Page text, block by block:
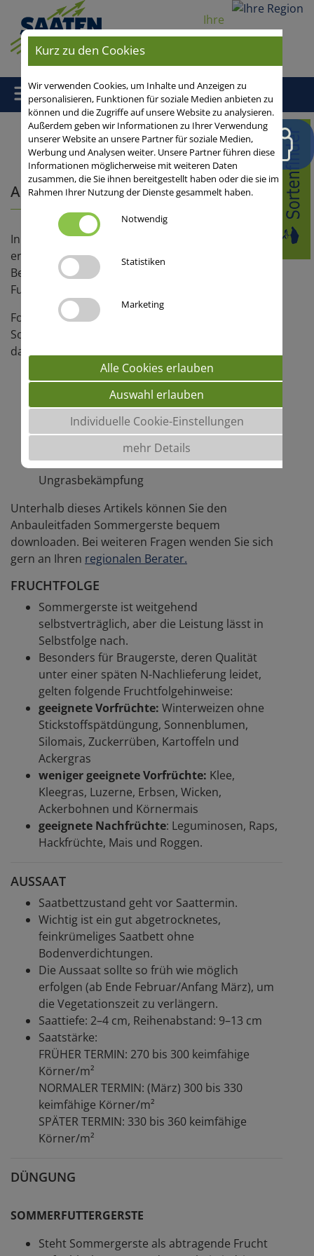
Ihre
Region
Home/Getreide/Sommergerste/Sommerfuttergerste/
Anbautipps Sommergerste
In unserem Anbauleitfaden Sommergerste
erfahren Sie von A bis Z welche ackerbaulichen
Besonderheiten beim Anbau von Brau- und
Futtergerste zu beachten sind.
Folgende Stellschrauben des
Sommergerstenanbaus werden übersichtlich
dargestellt:
Fruchtfolge
Pflanzenschutz und Wachstumsregler
Aussaat
mechanische Unkraut- und
Ungrasbekämpfung
Unterhalb dieses Artikels können Sie den
Anbauleitfaden Sommergerste bequem
downloaden. Bei weiteren Fragen wenden Sie sich
gern an Ihren regionalen Berater.
FRUCHTFOLGE
Sommergerste ist weitgehend
selbstverträglich, aber die Leistung lässt in
Selbstfolge nach.
Besonders für Braugerste, deren Qualität
unter einer späten N-Nachlieferung leidet,
gelten folgende Fruchtfolgehinweise:
geeignete Vorfrüchte: Winterweizen ohne
Stickstoffspätdüngung, Sonnenblumen,
Silomais, Zuckerrüben, Kartoffeln und
Ackergras
weniger geeignete Vorfrüchte: Klee,
Kleegras, Luzerne, Erbsen, Wicken,
Ackerbohnen und Körnermais
geeignete Nachfrüchte: Leguminosen, Raps,
Hackfrüchte, Mais und Roggen.
AUSSAAT
Saatbettzustand geht vor Saattermin.
Wichtig ist ein gut abgetrocknetes,
feinkrümeliges Saatbett ohne
Bodenverdichtungen.
Die Aussaat sollte so früh wie möglich
erfolgen (ab Ende Februar/Anfang März), um
die Vegetationszeit zu verlängern.
Saattiefe: 2–4 cm, Reihenabstand: 9–13 cm
Saatstärke:
FRÜHER TERMIN: 270 bis 300 keimfähige
Körner/m²
NORMALER TERMIN: (März) 300 bis 330
keimfähige Körner/m²
SPÄTER TERMIN: 330 bis 360 keimfähige
Körner/m²
DÜNGUNG
SOMMERFUTTERGERSTE
Steht Sommergerste als abtragende Frucht
Kurz zu den Cookies
Wir verwenden Cookies, um Inhalte und Anzeigen zu
personalisieren, Funktionen für soziale Medien anbieten zu
können und die Zugriffe auf unsere Website zu analysieren.
Außerdem geben wir Informationen zu Ihrer Verwendung
unserer Website an unsere Partner für soziale Medien,
Werbung und Analysen weiter. Unsere Partner führen diese
Informationen möglicherweise mit weiteren Daten
zusammen, die Sie ihnen bereitgestellt haben oder die sie im
Rahmen Ihrer Nutzung der Dienste gesammelt haben.
Notwendig
Statistiken
Marketing
Alle Cookies erlauben
Auswahl erlauben
Individuelle Cookie-Einstellungen
mehr Details